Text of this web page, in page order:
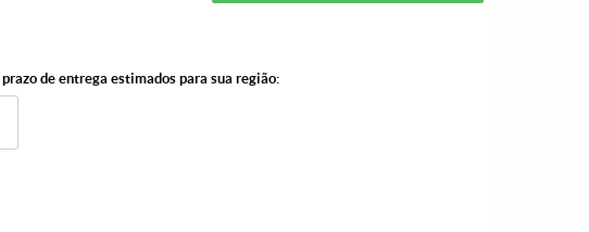
de entrega estimados para sua região: